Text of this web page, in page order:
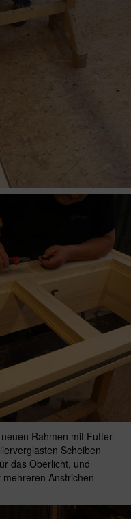
Rahmen mit Futter
Scheiben
das Oberlicht, und
Anstrichen